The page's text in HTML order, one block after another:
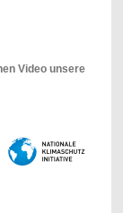
Video unsere